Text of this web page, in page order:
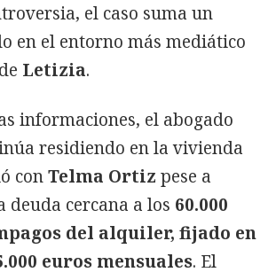
el caso suma un
en el entorno más mediático
Letizia.
informaciones, el abogado
residiendo en la vivienda
conTelma Ortiz pese a
deuda cercana a los 60.000
del alquiler, fijado en
euros mensuales. El